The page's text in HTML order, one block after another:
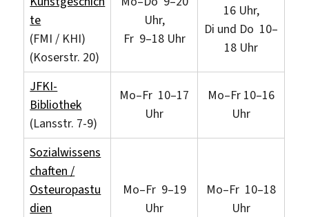
te
(FMI / KHI)
(Koserstr. 20)
Uhr,
Fr 9–18 Uhr
16 Uhr,
Di und Do 10–
18 Uhr
JFKI-
Bibliothek
(Lansstr. 7-9)
Mo–Fr 10–17
Uhr
Mo–Fr 10–16
Uhr
Sozialwissens
chaften /
Osteuropastu
dien
Mo–Fr 9–19
Uhr
Mo–Fr 10–18
Uhr